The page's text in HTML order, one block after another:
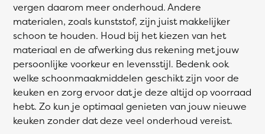
vergen daarom meer onderhoud. Andere
materialen, zoals kunststof, zijn juist makkelijker
schoon te houden. Houd bij het kiezen van het
materiaal en de afwerking dus rekening met jouw
persoonlijke voorkeur en levensstijl. Bedenk ook
welke schoonmaakmiddelen geschikt zijn voor de
keuken en zorg ervoor dat je deze altijd op voorraad
hebt. Zo kun je optimaal genieten van jouw nieuwe
keuken zonder dat deze veel onderhoud vereist.